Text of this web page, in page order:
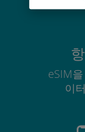
eSIM
이